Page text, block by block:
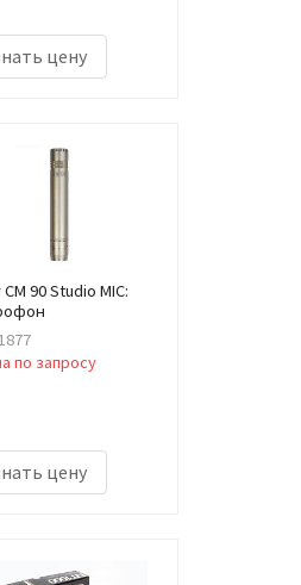
цену
90 Studio MIC:
по запросу
цену